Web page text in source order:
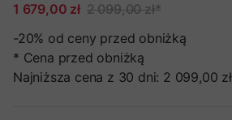
1 679,00 zł 2 099,00 zł*
-20% od ceny przed obniżką
* Cena przed obniżką
Najniższa cena z 30 dni: 2 099,00 zł